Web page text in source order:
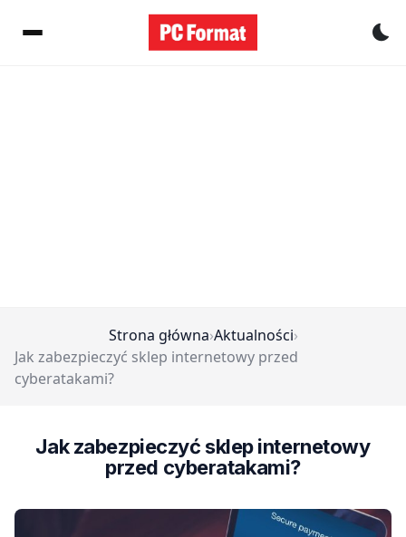
Strona główna›Aktualności›
Jak zabezpieczyć sklep internetowy przed
cyberatakami?
Jak zabezpieczyć sklep internetowy
przed cyberatakami?